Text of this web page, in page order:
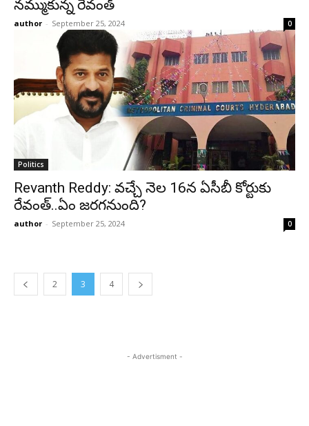
నమ్ముకున్న రేవంత్
author - September 25, 2024 0
Politics
Revanth Reddy: వచ్చే నెల 16న ఏసీబీ కోర్టుకు
రేవంత్..ఏం జరగనుంది?
author - September 25, 2024 0
2 3 4
- Advertisment -